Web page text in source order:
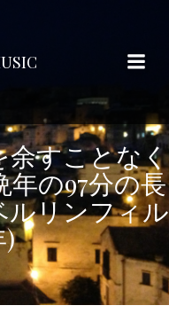
余すことなく
の97分の長
リンフィル
)